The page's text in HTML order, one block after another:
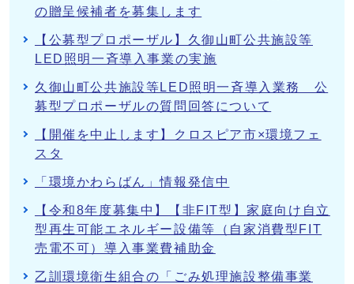
の贈呈候補者を募集します
【公募型プロポーザル】久御山町公共施設等
LED照明一斉導入事業の実施
久御山町公共施設等LED照明一斉導入業務 公
募型プロポーザルの質問回答について
【開催を中止します】クロスピア市×環境フェ
スタ
「環境かわらばん」情報発信中
【令和8年度募集中】【非FIT型】家庭向け自立
型再生可能エネルギー設備等（自家消費型FIT
売電不可）導入事業費補助金
乙訓環境衛生組合の「ごみ処理施設整備事業